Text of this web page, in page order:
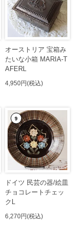
オーストリア 宝箱み
たいな小箱 MARIA-T
AFERL
4,950円(税込)
9
ドイツ 民芸の器/絵皿
チョコレートチェッ
クL
6,270円(税込)